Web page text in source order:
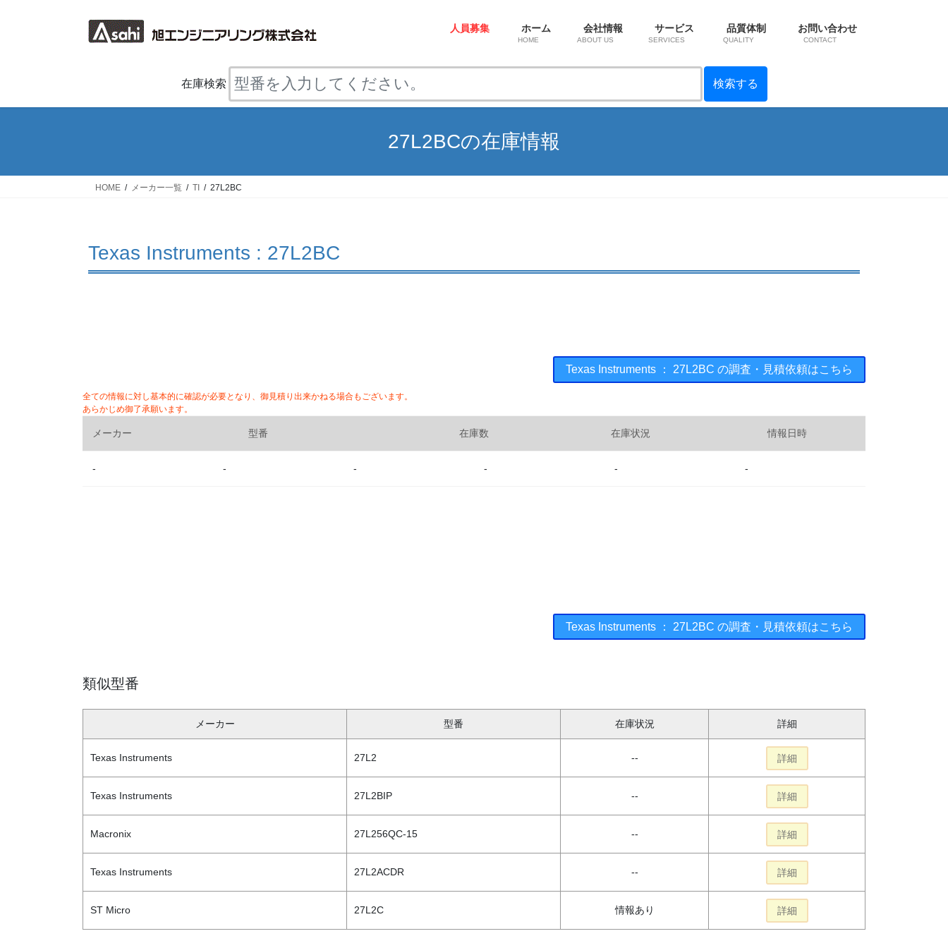
ス
ン
人員募集 ホーム
HOME
会社情報
ABOUT US
サービス
SERVICES
品質体制
QUALITY
お問い合わせ
CONTACT
在庫検索
27L2BCの在庫情報
HOME メーカー一覧 TI 27L2BC
Texas Instruments : 27L2BC
Texas Instruments ： 27L2BC の調査・見積依頼はこちら
全ての情報に対し基本的に確認が必要となり、御見積り出来かねる場合もございます。
あらかじめ御了承願います。
メーカー 型番 在庫数 在庫状況 情報日時
- - - - - -
Texas Instruments ： 27L2BC の調査・見積依頼はこちら
類似型番
メーカー 型番 在庫状況 詳細
Texas Instruments 27L2 -- 詳細
Texas Instruments 27L2BIP -- 詳細
Macronix 27L256QC-15 -- 詳細
Texas Instruments 27L2ACDR -- 詳細
ST Micro 27L2C 情報あり 詳細